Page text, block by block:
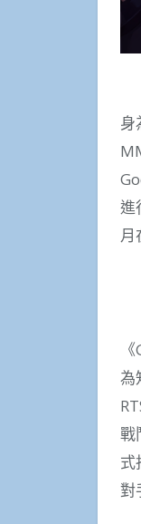
身
進
月
為
戰
式
對